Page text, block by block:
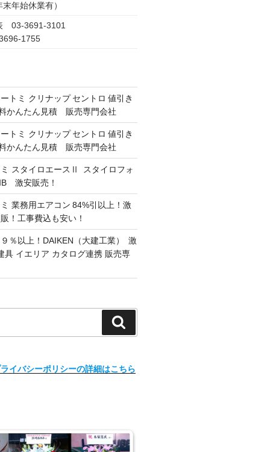
末年始休業有）
03-3691-3101
1755
トミ クリナップ セントロ 値引き
かんたん見積 販売専門会社
トミ クリナップ セントロ 値引き
かんたん見積 販売専門会社
スタイロエースⅡ スタイロフォ
激安販売！
業務用エアコン 84%引以上！激
！工事費込も安い！
％以上！DAIKEN（大建工業） 激
具 イエリア カタログ連携 販売専
索
イバシーポリシーの詳細はこちら